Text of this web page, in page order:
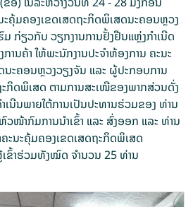
ຄຸ້ມຄອງເຂດເສດຖະກິດພິເສດນະຄອນຫຼວງ
ກ່ຽວກັບ ວຽກງານການຢັ້ງຢືນແຫຼ່ງກໍາເນີດ
ນຄ້າ ໃຫ້ພະນັກງານປະຈໍາຫ້ອງການ ຄະນະ
ະຄອນຫຼວງວຽງຈັນ ແລະ ຜູ້ປະກອບການ
ກິດພິເສດ ຕາມການສະເໜີຂອງພາກສ່ວນດັ່ງ
ນີນພາຍໃຕ້ການເປັນປະທານຮ່ວມຂອງ ທ່ານ
າກົມການນຳເຂົ້າ ແລະ ສົ່ງອອກ ແລະ ທ່ານ
ນະຄຸ້ມຄອງເຂດເສດຖະກິດພິເສດ
ຂົ້າຮ່ວມທັງໝົດ ຈຳນວນ 25 ທ່ານ